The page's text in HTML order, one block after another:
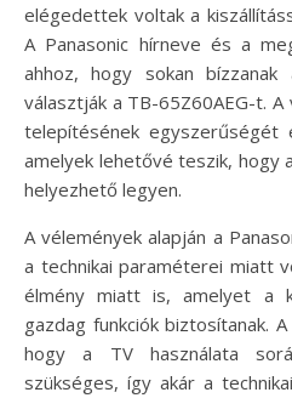
elégedettek voltak a
A Panasonic hírneve és a
ahhoz, hogy sokan
választják a TB-65Z60AEG-t.
telepítésének egyszerűségét
amelyek lehetővé teszik, hogy
helyezhető legyen.
A vélemények alapján a
a technikai paraméterei miatt
élmény miatt is, amelyet a
gazdag funkciók biztosítanak.
hogy a TV használata
szükséges, így akár a